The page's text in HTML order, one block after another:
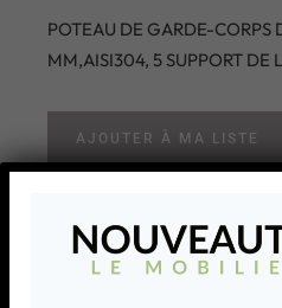
POTEAU DE GARDE-CORPS
MM,AISI304, 5 SUPPORT DE
AJOUTER À MA LISTE